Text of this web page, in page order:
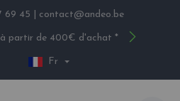
69 45 contact@andeo.be
partir de 400€ d'achat *
Fr